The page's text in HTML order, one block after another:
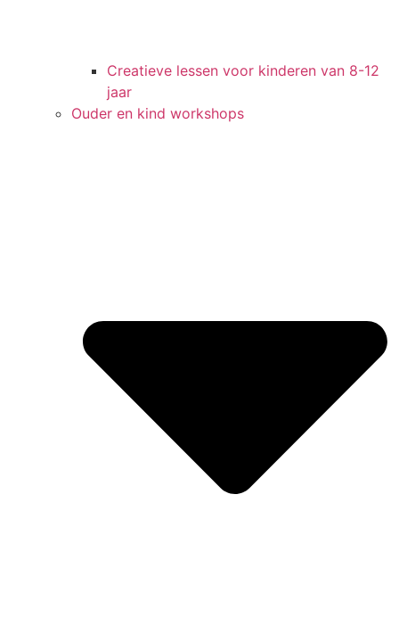
Creatieve lessen voor kinderen van 8-12
jaar
Ouder en kind workshops